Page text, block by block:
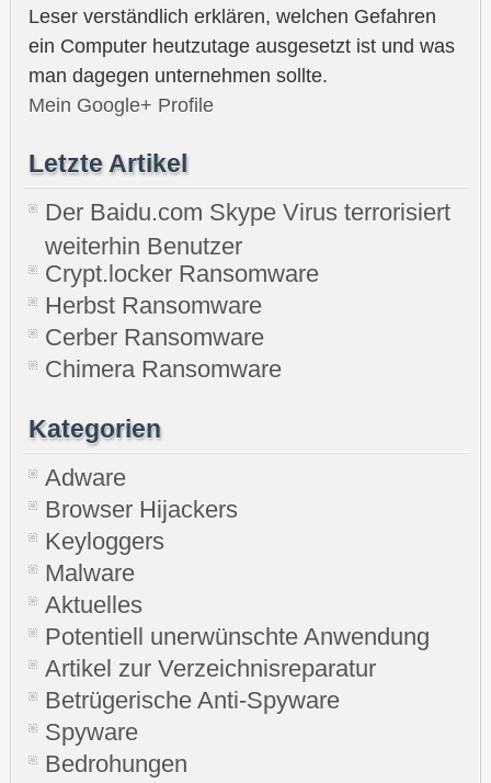
Leser verständlich erklären, welchen Gefahren
ein Computer heutzutage ausgesetzt ist und was
man dagegen unternehmen sollte.
Mein Google+ Profile
Letzte Artikel
Der Baidu.com Skype Virus terrorisiert
weiterhin Benutzer
Crypt.locker Ransomware
Herbst Ransomware
Cerber Ransomware
Chimera Ransomware
Kategorien
Adware
Browser Hijackers
Keyloggers
Malware
Aktuelles
Potentiell unerwünschte Anwendung
Artikel zur Verzeichnisreparatur
Betrügerische Anti-Spyware
Spyware
Bedrohungen